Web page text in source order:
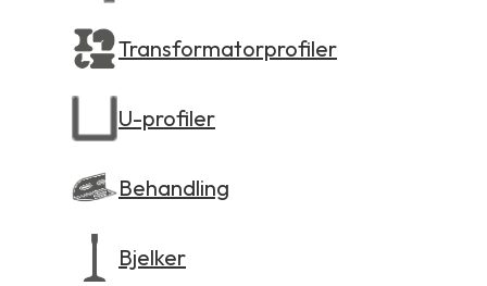
Transformatorprofiler
U-profiler
Behandling
Bjelker